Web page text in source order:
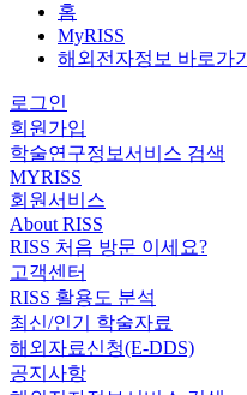
홈
MyRISS
해외전자정보 바로가기
로그인
회원가입
학술연구정보서비스 검색
MYRISS
회원서비스
About RISS
RISS 처음 방문 이세요?
고객센터
RISS 활용도 분석
최신/인기 학술자료
해외자료신청(E-DDS)
공지사항